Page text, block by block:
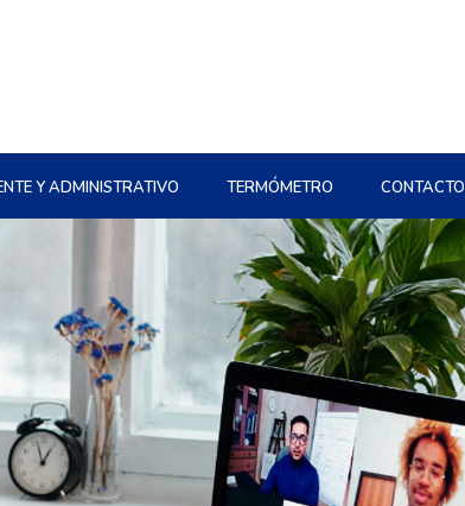
Y ADMINISTRATIVO TERMÓMETRO CONTACTO